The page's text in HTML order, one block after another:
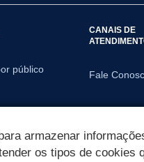
público
CANAIS DE
Fale
armazenar
os tipos de cookies